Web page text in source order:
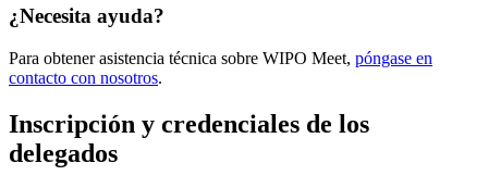
¿Necesita ayuda?
Para obtener asistencia técnica sobre WIPO Meet, póngase en
contacto con nosotros.
Inscripción y credenciales de los
delegados